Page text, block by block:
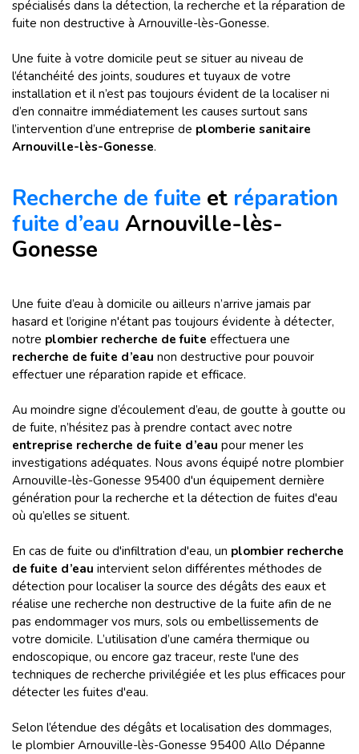
spécialisés dans la détection, la recherche et la réparation de
fuite non destructive à Arnouville-lès-Gonesse.
Une fuite à votre domicile peut se situer au niveau de
l’étanchéité des joints, soudures et tuyaux de votre
installation et il n’est pas toujours évident de la localiser ni
d’en connaitre immédiatement les causes surtout sans
l’intervention d’une entreprise de plomberie sanitaire
Arnouville-lès-Gonesse.
Recherche de fuite et réparation
fuite d’eau Arnouville-lès-
Gonesse
Une fuite d’eau à domicile ou ailleurs n’arrive jamais par
hasard et l’origine n'étant pas toujours évidente à détecter,
notre plombier recherche de fuite effectuera une
recherche de fuite d’eau non destructive pour pouvoir
effectuer une réparation rapide et efficace.
Au moindre signe d’écoulement d’eau, de goutte à goutte ou
de fuite, n’hésitez pas à prendre contact avec notre
entreprise recherche de fuite d’eau pour mener les
investigations adéquates. Nous avons équipé notre plombier
Arnouville-lès-Gonesse 95400 d'un équipement dernière
génération pour la recherche et la détection de fuites d'eau
où qu’elles se situent.
En cas de fuite ou d'infiltration d'eau, un plombier recherche
de fuite d’eau intervient selon différentes méthodes de
détection pour localiser la source des dégâts des eaux et
réalise une recherche non destructive de la fuite afin de ne
pas endommager vos murs, sols ou embellissements de
votre domicile. L’utilisation d’une caméra thermique ou
endoscopique, ou encore gaz traceur, reste l'une des
techniques de recherche privilégiée et les plus efficaces pour
détecter les fuites d'eau.
Selon l’étendue des dégâts et localisation des dommages,
le plombier Arnouville-lès-Gonesse 95400 Allo Dépanne